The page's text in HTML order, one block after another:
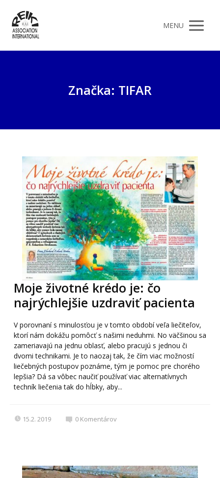
MENU
Značka: TIFAR
Moje životné krédo je: čo
najrýchlejšie uzdraviť pacienta
V porovnaní s minulosťou je v tomto období veľa liečiteľov,
ktorí nám dokážu pomôcť s našimi neduhmi. No väčšinou sa
zameriavajú na jednu oblasť, alebo pracujú s jednou či
dvomi technikami. Je to naozaj tak, že čím viac možností
liečebných postupov poznáme, tým je pomoc pre chorého
lepšia? Dá sa vôbec naučiť používať viac alternatívnych
techník liečenia tak do hĺbky, aby...
15.2. 2019 0 Komentárov